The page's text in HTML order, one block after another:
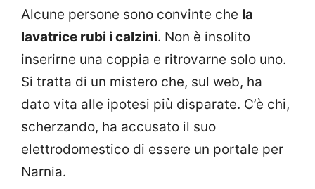
Alcune persone sono convinte che la
lavatrice rubi i calzini. Non è insolito
inserirne una coppia e ritrovarne solo uno.
Si tratta di un mistero che, sul web, ha
dato vita alle ipotesi più disparate. C’è chi,
scherzando, ha accusato il suo
elettrodomestico di essere un portale per
Narnia.